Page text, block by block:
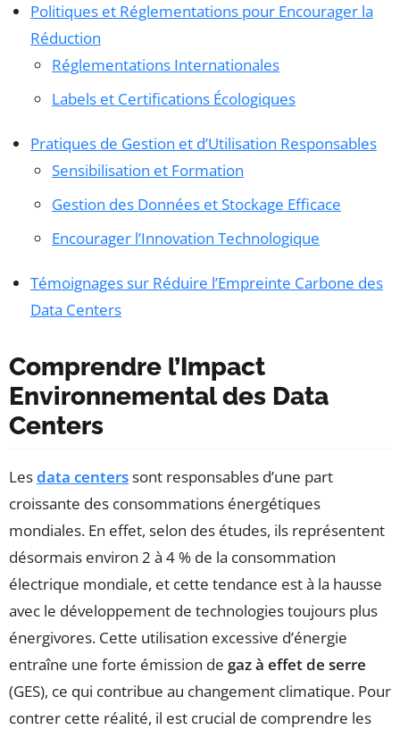
Politiques et Réglementations pour Encourager la
Réduction
Réglementations Internationales
Labels et Certifications Écologiques
Pratiques de Gestion et d’Utilisation Responsables
Sensibilisation et Formation
Gestion des Données et Stockage Efficace
Encourager l’Innovation Technologique
Témoignages sur Réduire l’Empreinte Carbone des
Data Centers
Comprendre l’Impact
Environnemental des Data
Centers
Lesdata centerssont responsables d’une part
croissante des consommations énergétiques
mondiales. En effet, selon des études, ils représentent
désormais environ 2 à 4 % de la consommation
électrique mondiale, et cette tendance est à la hausse
avec le développement de technologies toujours plus
énergivores. Cette utilisation excessive d’énergie
entraîne une forte émission de gaz à effet de serre
(GES), ce qui contribue au changement climatique. Pour
contrer cette réalité, il est crucial de comprendre les